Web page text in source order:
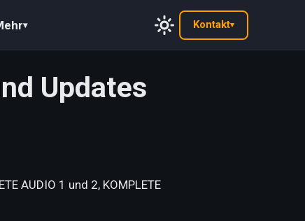
▾ Kontakt▾
Updates
AUDIO 1 und 2, KOMPLETE